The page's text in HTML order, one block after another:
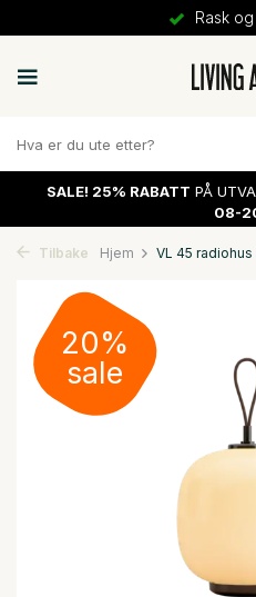
Rask
SALE! 25% RABATT PÅ
08-
Tilbake Hjem VL 45
20%
sale